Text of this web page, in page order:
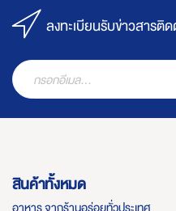
ลงทะเบียนรับข่าวสารติ
สินค้าทั้งหมด